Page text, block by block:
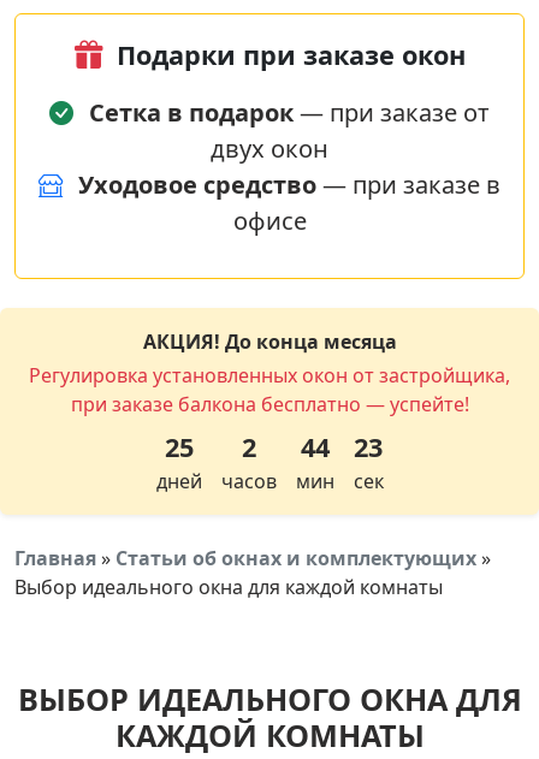
Подарки при заказе окон
Сетка в подарок— при заказе от
двух окон
Уходовое средство— при заказе в
офисе
АКЦИЯ! До конца месяца
Регулировка установленных окон от застройщика,
при заказе балкона бесплатно — успейте!
25
дней
2
часов
44
мин
22
сек
Главная» Статьи об окнах и комплектующих»
Выбор идеального окна для каждой комнаты
ВЫБОР ИДЕАЛЬНОГО ОКНА ДЛЯ
КАЖДОЙ КОМНАТЫ